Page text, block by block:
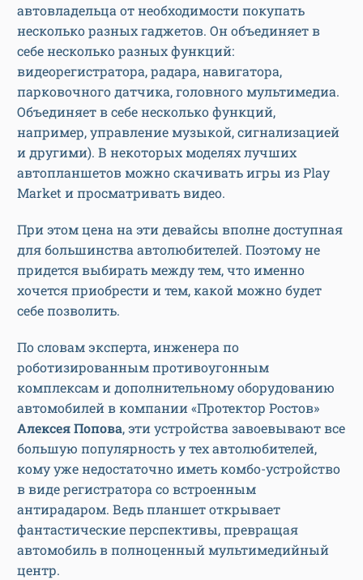
автовладельца от необходимости покупать
несколько разных гаджетов. Он объединяет в
себе несколько разных функций:
видеорегистратора, радара, навигатора,
парковочного датчика, головного мультимедиа.
Объединяет в себе несколько функций,
например, управление музыкой, сигнализацией
и другими). В некоторых моделях лучших
автопланшетов можно скачивать игры из Play
Market и просматривать видео.
При этом цена на эти девайсы вполне доступная
для большинства автолюбителей. Поэтому не
придется выбирать между тем, что именно
хочется приобрести и тем, какой можно будет
себе позволить.
По словам эксперта, инженера по
роботизированным противоугонным
комплексам и дополнительному оборудованию
автомобилей в компании «Протектор Ростов»
Алексея Попова, эти устройства завоевывают все
большую популярность у тех автолюбителей,
кому уже недостаточно иметь комбо-устройство
в виде регистратора со встроенным
антирадаром. Ведь планшет открывает
фантастические перспективы, превращая
автомобиль в полноценный мультимедийный
центр.